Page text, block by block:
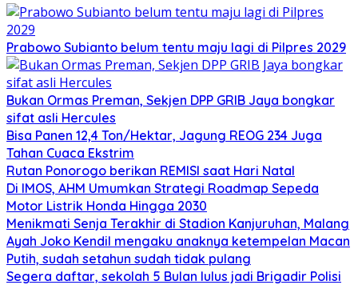
Prabowo Subianto belum tentu maju lagi di Pilpres 2029
Bukan Ormas Preman, Sekjen DPP GRIB Jaya bongkar
sifat asli Hercules
Bisa Panen 12,4 Ton/Hektar, Jagung REOG 234 Juga
Tahan Cuaca Ekstrim
Rutan Ponorogo berikan REMISI saat Hari Natal
Di IMOS, AHM Umumkan Strategi Roadmap Sepeda
Motor Listrik Honda Hingga 2030
Menikmati Senja Terakhir di Stadion Kanjuruhan, Malang
Ayah Joko Kendil mengaku anaknya ketempelan Macan
Putih, sudah setahun sudah tidak pulang
Segera daftar, sekolah 5 Bulan lulus jadi Brigadir Polisi